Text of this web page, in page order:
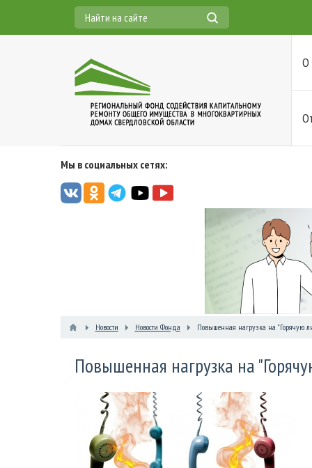
О
Мы в социальных сетях:
Новости Новости Фонда Повышенная нагрузка на "Горячую
Повышенная нагрузка на